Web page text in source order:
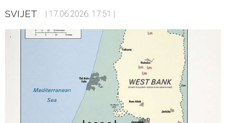
SVIJET | 17.06.2026. 17:51 |